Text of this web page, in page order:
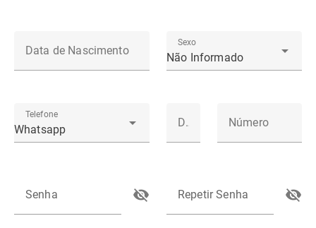
Data de Nascimento
Sexo
Não Informado
Telefone
Whatsapp
DDD Número
Senha Repetir Senha